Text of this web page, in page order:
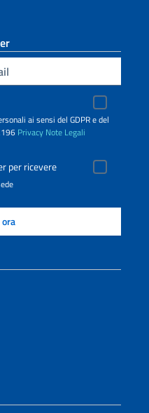
ai sensi del GDPR e del
Privacy Note Legali
per ricevere